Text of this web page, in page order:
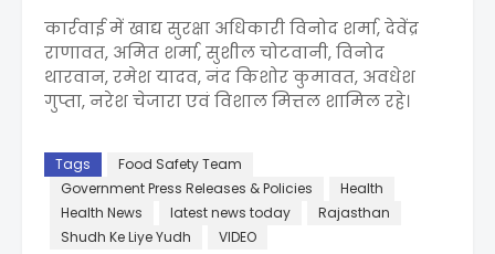
कार्रवाई में खाद्य सुरक्षा अधिकारी विनोद शर्मा, देवेंद्र
राणावत, अमित शर्मा, सुशील चोटवानी, विनोद
थारवान, रमेश यादव, नंद किशोर कुमावत, अवधेश
गुप्ता, नरेश चेजारा एवं विशाल मित्तल शामिल रहे।
Tags
Food Safety Team
Government Press Releases & Policies
Health
Health News
latest news today
Rajasthan
Shudh Ke Liye Yudh
VIDEO